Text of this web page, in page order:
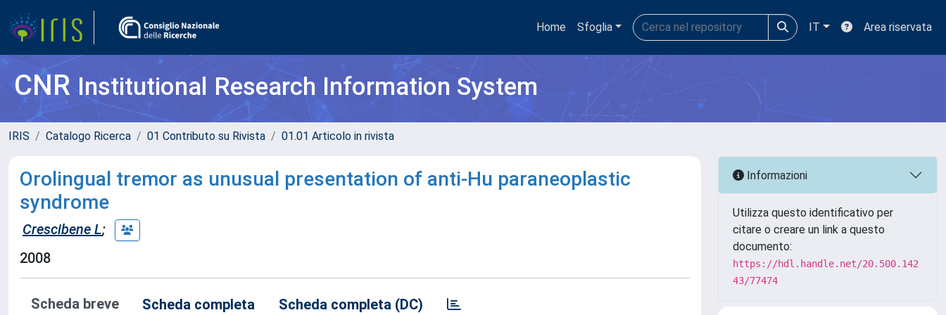
Home Sfoglia IT Area riservata
CNRInstitutional Research Information System
IRIS Catalogo Ricerca 01 Contributo su Rivista 01.01 Articolo in rivista
Orolingual tremor as unusual presentation of anti-Hu paraneoplastic
syndrome
Crescibene L;
2008
Scheda breve Scheda completa Scheda completa (DC)
Informazioni
Utilizza questo identificativo per
citare o creare un link a questo
documento:
https://hdl.handle.net/20.500.142
43/77474